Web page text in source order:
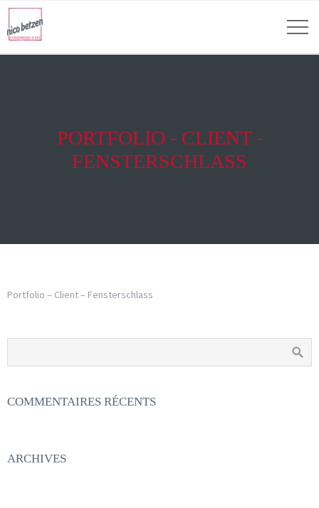
PORTFOLIO - CLIENT -
FENSTERSCHLASS
Portfolio – Client – Fensterschlass
COMMENTAIRES RÉCENTS
ARCHIVES